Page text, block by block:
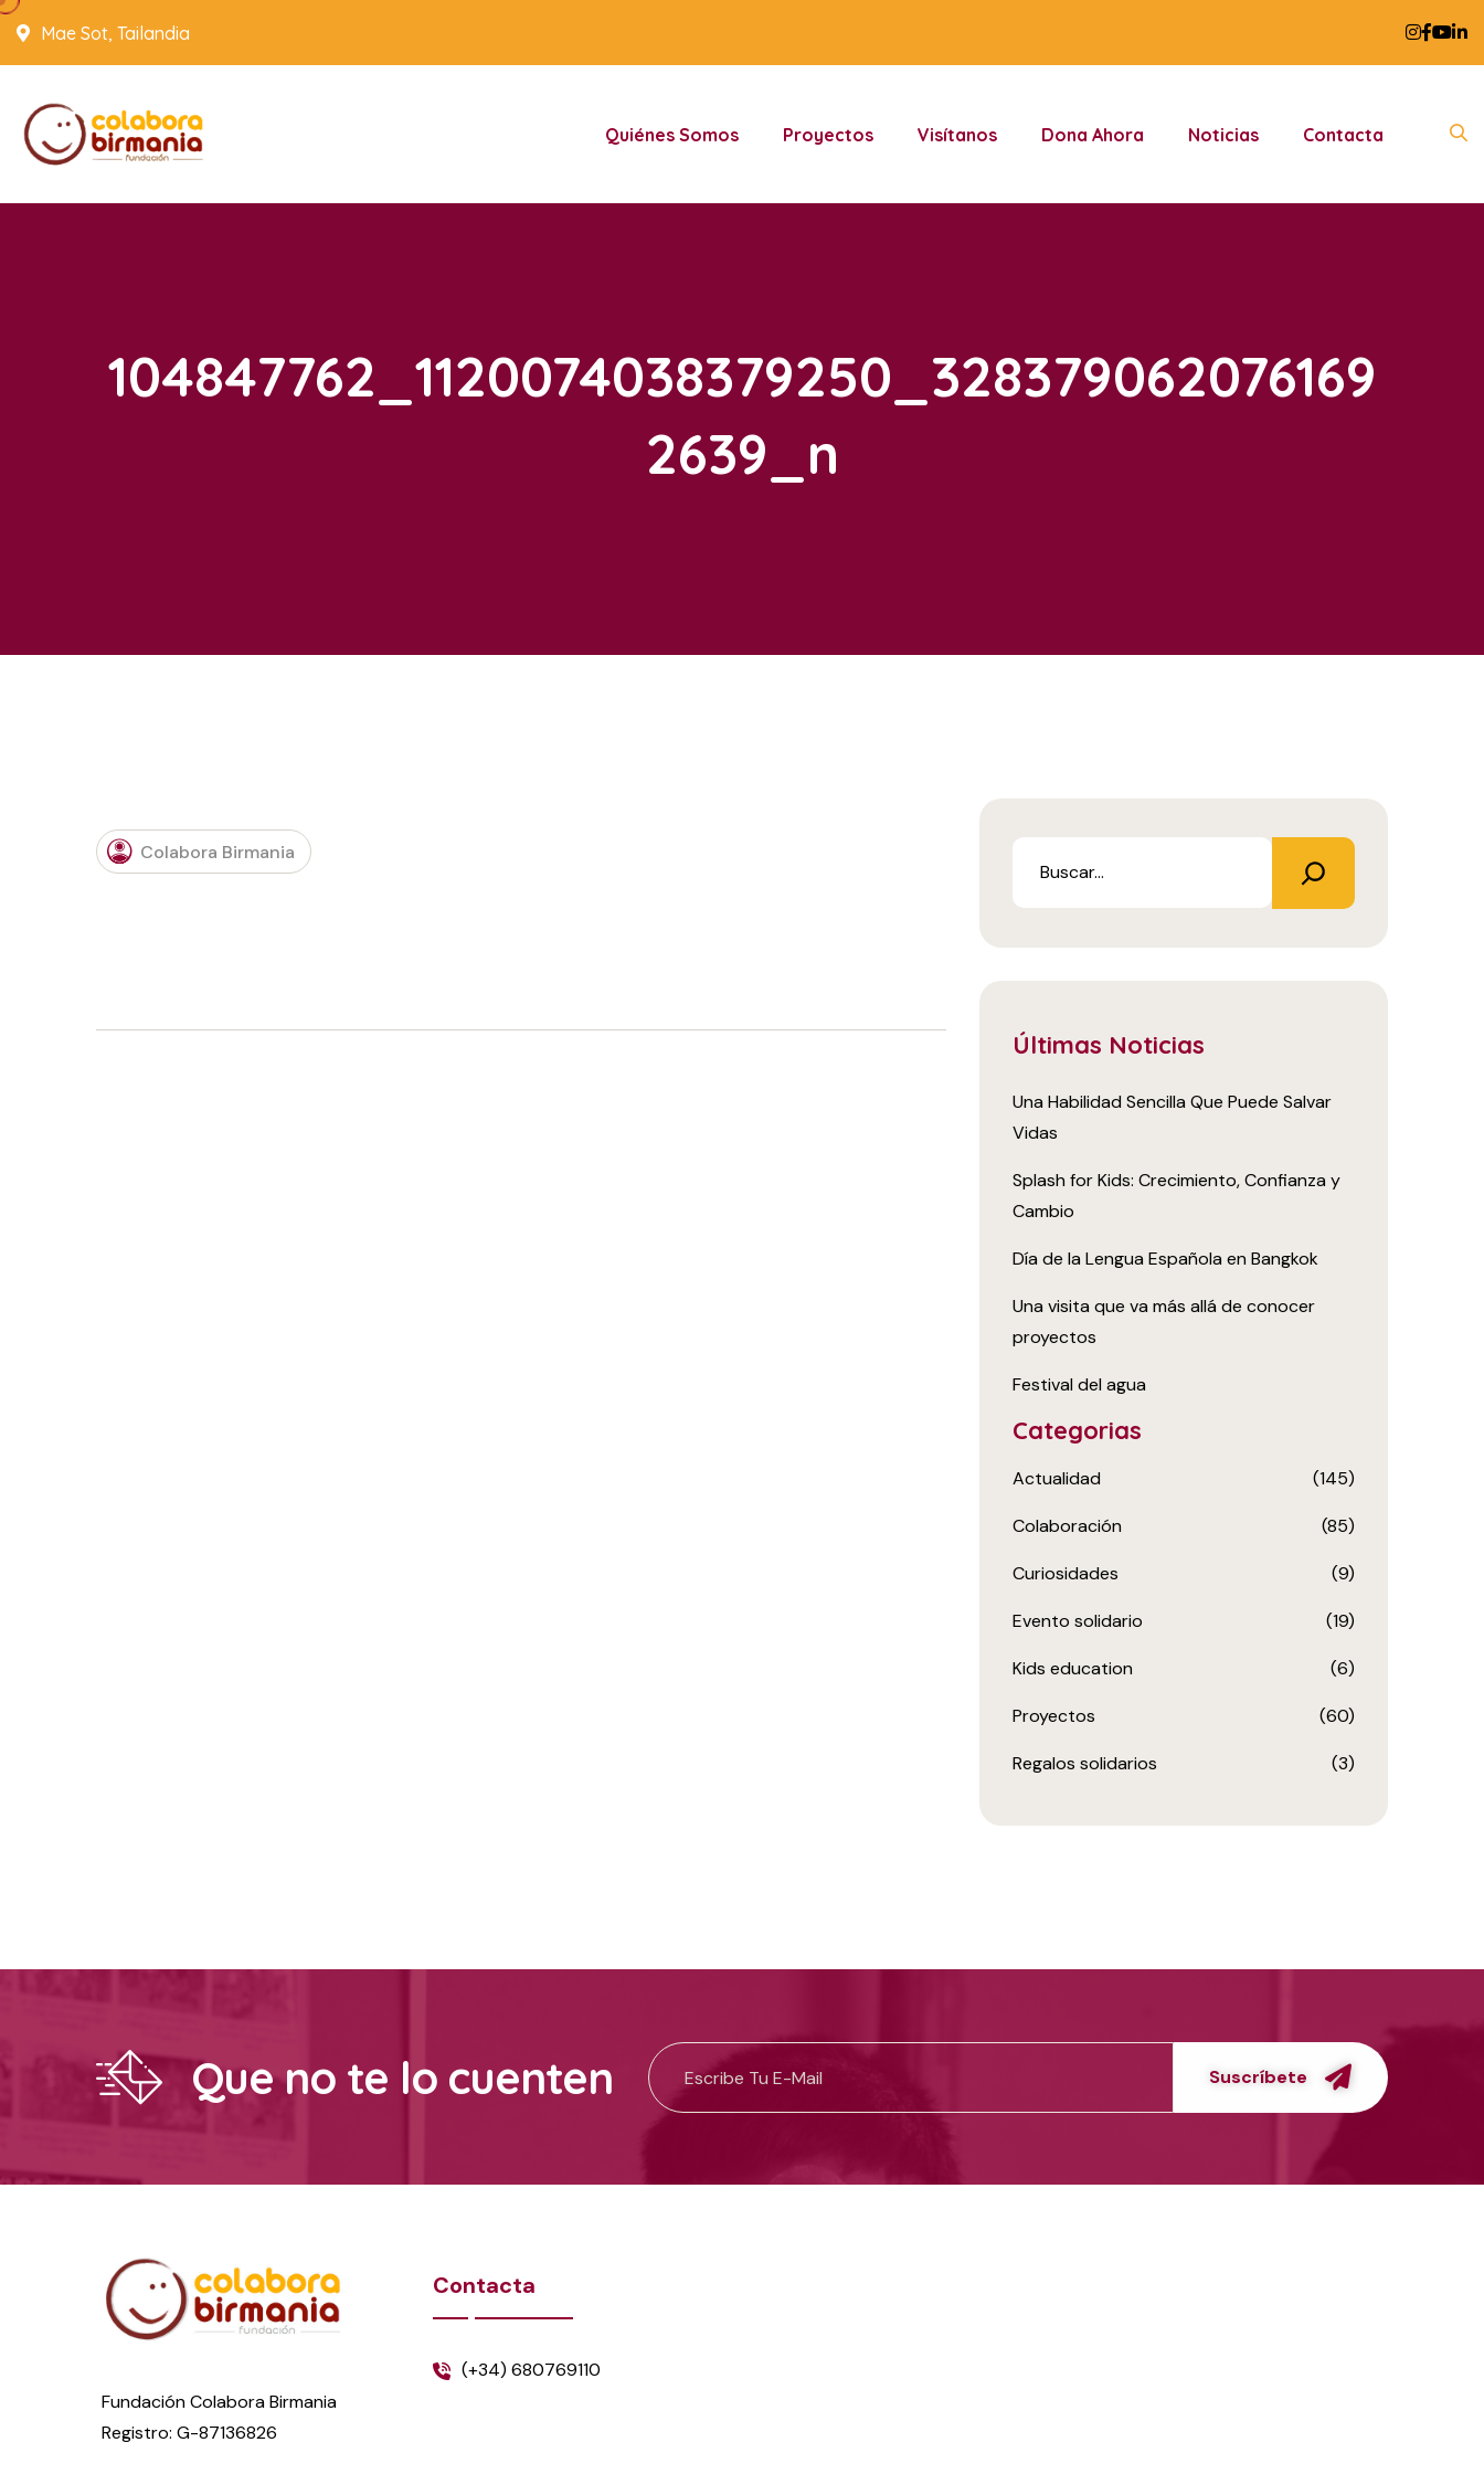
Mae Sot, Tailandia
Quiénes Somos Proyectos Visítanos Dona Ahora Noticias Contacta
104847762_1120074038379250_328379062076169
2639_n
Colabora Birmania
Últimas Noticias
Una Habilidad Sencilla Que Puede Salvar
Vidas
Splash for Kids: Crecimiento, Confianza y
Cambio
Día de la Lengua Española en Bangkok
Una visita que va más allá de conocer
proyectos
Festival del agua
Categorias
Actualidad (145)
Colaboración (85)
Curiosidades (9)
Evento solidario (19)
Kids education (6)
Proyectos (60)
Regalos solidarios (3)
Que no te lo cuenten Suscríbete
Fundación Colabora Birmania
Registro: G-87136826
Contacta
(+34) 680769110